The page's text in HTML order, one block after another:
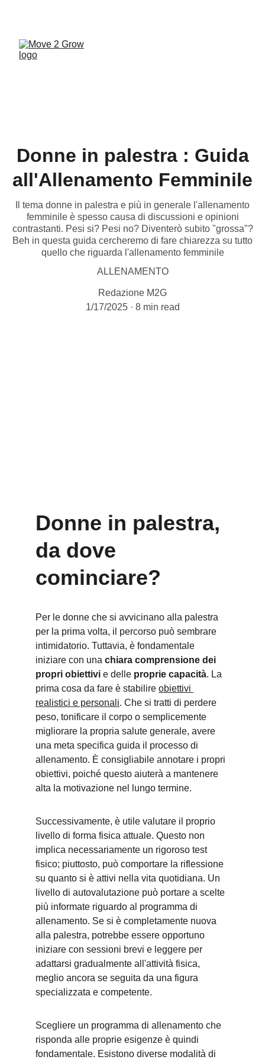
Donne in palestra : Guida
all'Allenamento Femminile
Il tema donne in palestra e più in generale l'allenamento
femminile è spesso causa di discussioni e opinioni
contrastanti. Pesi si? Pesi no? Diventerò subito "grossa"?
Beh in questa guida cercheremo di fare chiarezza su tutto
quello che riguarda l'allenamento femminile
ALLENAMENTO
Redazione M2G
1/17/2025
8 min read
Donne in palestra,
da dove
cominciare?
Per le donne che si avvicinano alla palestra
per la prima volta, il percorso può sembrare
intimidatorio. Tuttavia, è fondamentale
iniziare con una chiara comprensione dei
propri obiettivi e delle proprie capacità. La
prima cosa da fare è stabilire obiettivi
realistici e personali. Che si tratti di perdere
peso, tonificare il corpo o semplicemente
migliorare la propria salute generale, avere
una meta specifica guida il processo di
allenamento. È consigliabile annotare i propri
obiettivi, poiché questo aiuterà a mantenere
alta la motivazione nel lungo termine.
Successivamente, è utile valutare il proprio
livello di forma fisica attuale. Questo non
implica necessariamente un rigoroso test
fisico; piuttosto, può comportare la riflessione
su quanto si è attivi nella vita quotidiana. Un
livello di autovalutazione può portare a scelte
più informate riguardo al programma di
allenamento. Se si è completamente nuova
alla palestra, potrebbe essere opportuno
iniziare con sessioni brevi e leggere per
adattarsi gradualmente all'attività fisica,
meglio ancora se seguita da una figura
specializzata e competente.
Scegliere un programma di allenamento che
risponda alle proprie esigenze è quindi
fondamentale. Esistono diverse modalità di